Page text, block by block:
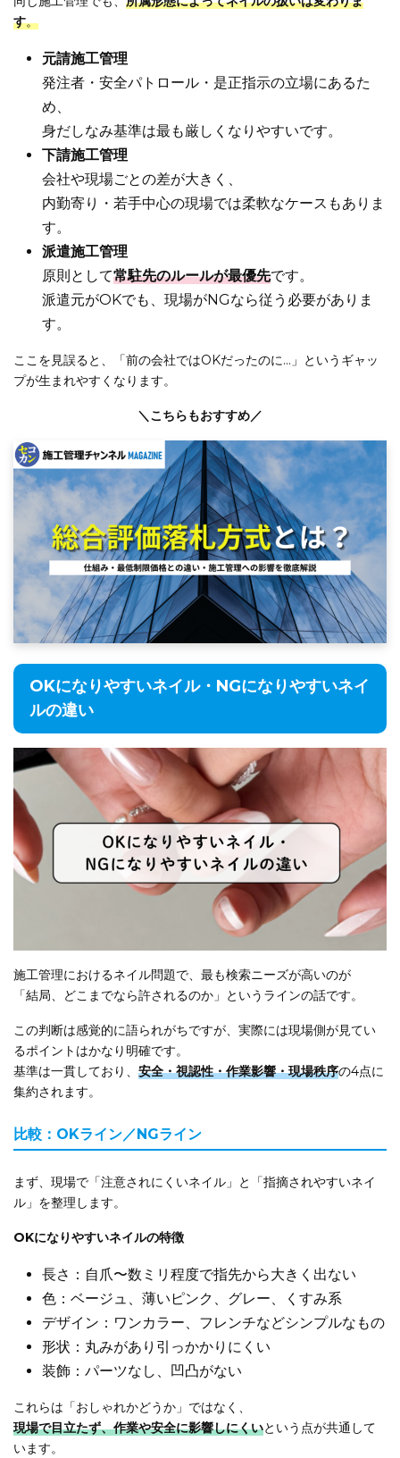
す。
元請施工管理
発注者・安全パトロール・是正指示の立場にあるた
め、
身だしなみ基準は最も厳しくなりやすいです。
下請施工管理
会社や現場ごとの差が大きく、
内勤寄り・若手中心の現場では柔軟なケースもありま
す。
派遣施工管理
原則として常駐先のルールが最優先です。
派遣元がOKでも、現場がNGなら従う必要がありま
す。
ここを見誤ると、「前の会社ではOKだったのに…」というギャッ
プが生まれやすくなります。
＼こちらもおすすめ／
OKになりやすいネイル・NGになりやすいネイ
ルの違い
施工管理におけるネイル問題で、最も検索ニーズが高いのが
「結局、どこまでなら許されるのか」というラインの話です。
この判断は感覚的に語られがちですが、実際には現場側が見てい
るポイントはかなり明確です。
基準は一貫しており、 安全・視認性・作業影響・現場秩序の4点に
集約されます。
比較：OKライン／NGライン
まず、現場で「注意されにくいネイル」と「指摘されやすいネイ
ル」を整理します。
OKになりやすいネイルの特徴
長さ：自爪〜数ミリ程度で指先から大きく出ない
色：ベージュ、薄いピンク、グレー、くすみ系
デザイン：ワンカラー、フレンチなどシンプルなもの
形状：丸みがあり引っかかりにくい
装飾：パーツなし、凹凸がない
これらは「おしゃれかどうか」ではなく、
現場で目立たず、作業や安全に影響しにくいという点が共通して
います。